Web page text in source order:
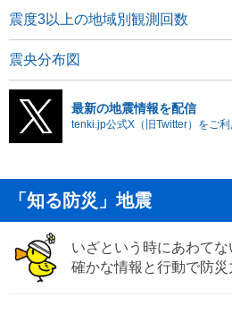
震度3以上の地域別観測回数
震央分布図
最新の地震情報を配信
tenki.jp公式X（旧Twitter）をご利
「知る防災」地震
いざという時にあわてな
確かな情報と行動で防災